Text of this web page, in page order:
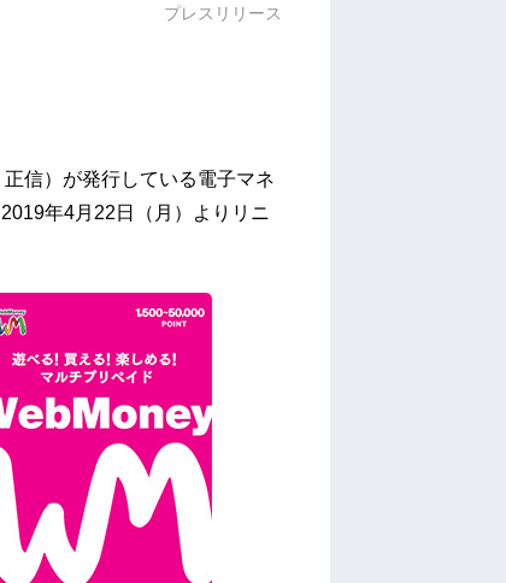
プレスリリース
信）が発行している電子マネ
年4月22日（月）よりリニ